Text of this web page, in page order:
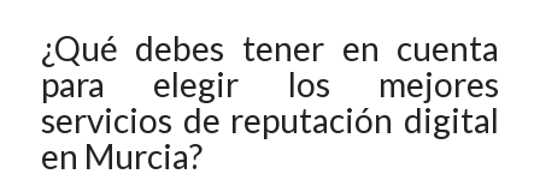
¿Qué debes tener en cuenta
para elegir los mejores
servicios de reputación digital
en Murcia?